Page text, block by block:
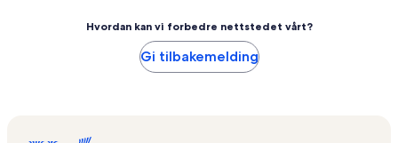
Hvordan kan vi forbedre nettstedet vårt?
Gi tilbakemelding